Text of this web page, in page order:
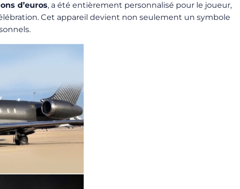
d’euros, a été entièrement personnalisé pour le joueur,
Cet appareil devient non seulement un symbole